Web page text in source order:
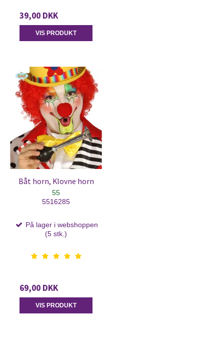
39,00 DKK
VIS PRODUKT
Båt horn, Klovne horn
55
5516285
På lager i webshoppen
(5 stk.)
69,00 DKK
VIS PRODUKT